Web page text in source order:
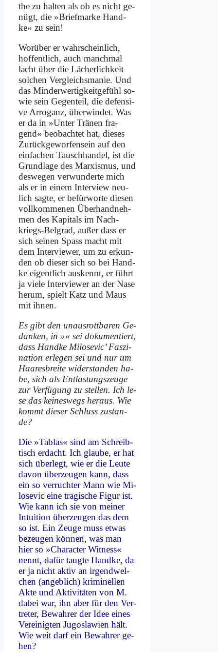
the zu hal­ten als ob es nicht ge­
nügt, die »Brief­mar­ke Hand­
ke« zu sein!
Wor­über er wahr­schein­lich,
hof­fent­lich, auch manch­mal
lacht über die Lä­cher­lich­keit
sol­chen Ver­gleichs­ma­nie. Und
das Min­der­wer­tig­keitge­fühl so­
wie sein Ge­gen­teil, die de­fen­si­
ve Ar­ro­ganz, über­win­det. Was
er da in »Un­ter Trä­nen fra­
gend« be­ob­ach­tet hat, die­ses
Zu­rück­ge­worfen­sein auf den
ein­fa­chen Tausch­han­del, ist die
Grund­la­ge des Mar­xis­mus, und
des­we­gen ver­wun­der­te mich
als er in ei­nem In­ter­view neu­
lich sag­te, er be­für­wor­te die­sen
voll­kom­me­nen Über­hand­neh­
men des Ka­pi­tals im Nach­
kriegs-Bel­grad, au­ßer dass er
sich sei­nen Spass macht mit
dem In­ter­view­er, um zu er­kun­
den ob die­ser sich so bei Hand­
ke ei­gent­lich aus­kennt, er führt
ja vie­le In­ter­view­er an der Na­se
her­um, spielt Katz und Maus
mit ih­nen.
Es gibt den un­aus­rott­ba­ren Ge­
dan­ken, in »« sei do­ku­men­tiert,
dass Hand­ke Mi­lo­se­vic’ Fas­zi­
na­ti­on er­le­gen sei und nur um
Haa­res­brei­te wi­der­stan­den ha­
be, sich als Ent­la­stungs­zeu­ge
zur Ver­fü­gung zu stel­len. Ich le­
se das kei­nes­wegs her­aus. Wie
kommt die­ser Schluss zu­stan­
de?
Die »Tab­las« sind am Schreib­
tisch er­dacht. Ich glau­be, er hat
sich über­legt, wie er die Leu­te
da­von über­zeu­gen kann, dass
ein so ver­ruch­ter Mann wie Mi­
lo­se­vic ei­ne tra­gi­sche Fi­gur ist.
Wie kann ich sie von mei­ner
In­tui­ti­on über­zeu­gen das dem
so ist. Ein Zeu­ge muss et­was
be­zeu­gen kön­nen, was man
hier so »Cha­rac­ter Wit­ness«
nennt, da­für taug­te Hand­ke, da
er ja nicht ak­tiv an ir­gend­wel­
chen (an­geb­lich) kri­mi­nel­len
Ak­te und Ak­ti­vi­tä­ten von M.
da­bei war, ihn aber für den Ver­
tre­ter, Be­wah­rer der Idee ei­nes
Ver­ei­nig­ten Ju­go­sla­wi­en hält.
Wie weit darf ein Be­wah­rer ge­
hen?